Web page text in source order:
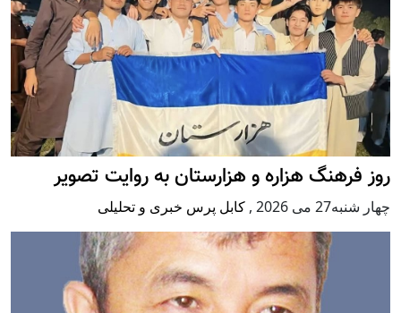
روز فرهنگ هزاره و هزارستان به روایت تصویر
چهار شنبه27 می 2026 , کابل پرس خبری و تحلیلی